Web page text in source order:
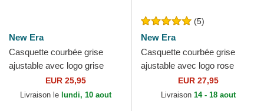
New Era
Casquette courbée grise
ajustable avec logo grise
pour femme 9FORTY Tonal
New York Yankees MLB...
EUR 25,95
Livraison le lundi, 10 aout
(5)
New Era
Casquette courbée grise
ajustable avec logo rose
9FORTY Tech Pull New York
Yankees MLB New Era
EUR 27,95
Livraison 14 - 18 aout